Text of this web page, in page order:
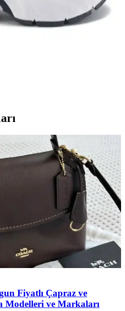
dayanıklılık, tasarım
Fiyatlı Çapraz ve
Modelleri ve Markaları